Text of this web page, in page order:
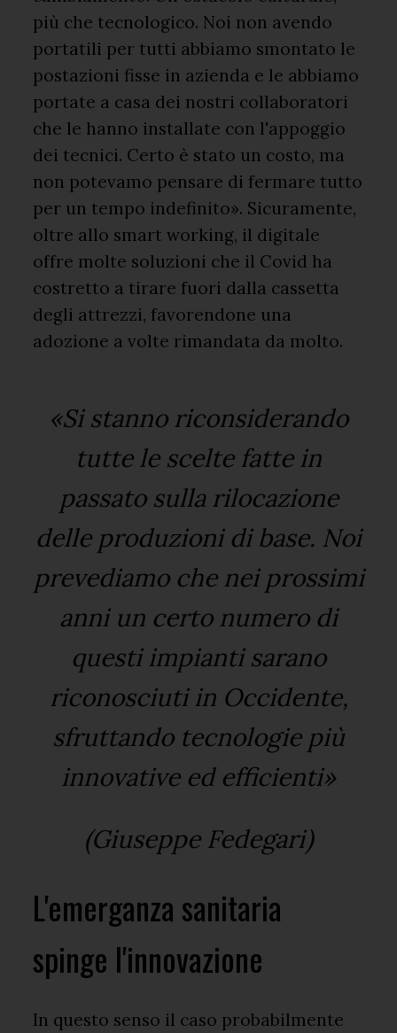
più che tecnologico. Noi non avendo
portatili per tutti abbiamo smontato le
postazioni fisse in azienda e le abbiamo
portate a casa dei nostri collaboratori
che le hanno installate con l'appoggio
dei tecnici. Certo è stato un costo, ma
non potevamo pensare di fermare tutto
per un tempo indefinito». Sicuramente,
oltre allo smart working, il digitale
offre molte soluzioni che il Covid ha
costretto a tirare fuori dalla cassetta
degli attrezzi, favorendone una
adozione a volte rimandata da molto.
«Si stanno riconsiderando
tutte le scelte fatte in
passato sulla rilocazione
delle produzioni di base. Noi
prevediamo che nei prossimi
anni un certo numero di
questi impianti sarano
riconosciuti in Occidente,
sfruttando tecnologie più
innovative ed efficienti»
(Giuseppe Fedegari)
L'emerganza sanitaria
spinge l'innovazione
In questo senso il caso probabilmente